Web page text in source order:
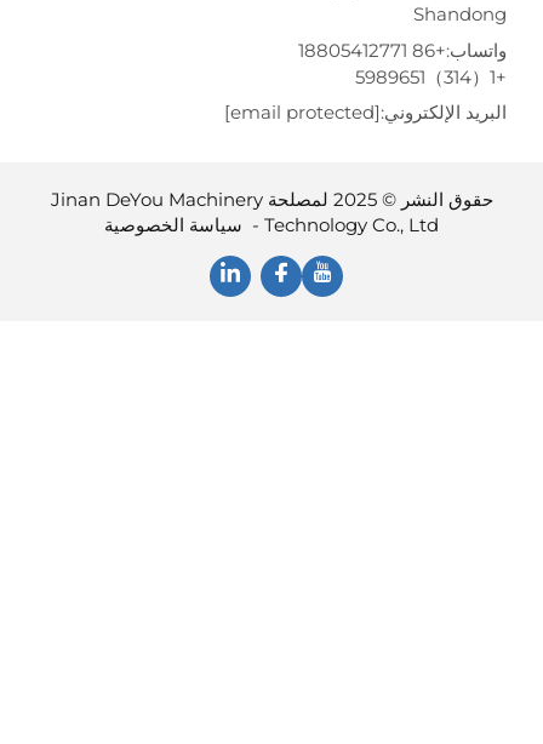
+86 18805412771
الإلكتروني:[email protected]
حقوق النشر © 2025 لمصلحة Jinan DeYou Machinery
Technology Co., Ltd -
سياسة الخصوصية